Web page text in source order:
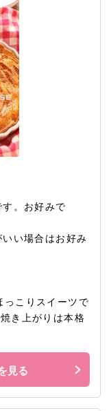
。お好みで
い場合はお好み
っこりスイーツで
き上がりは本格
見る